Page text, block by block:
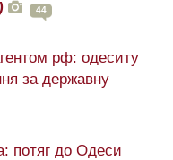
44
рф: одеситу
за державну
потяг до Одеси